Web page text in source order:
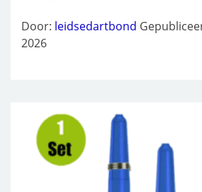
Door: leidsedartbond
2026